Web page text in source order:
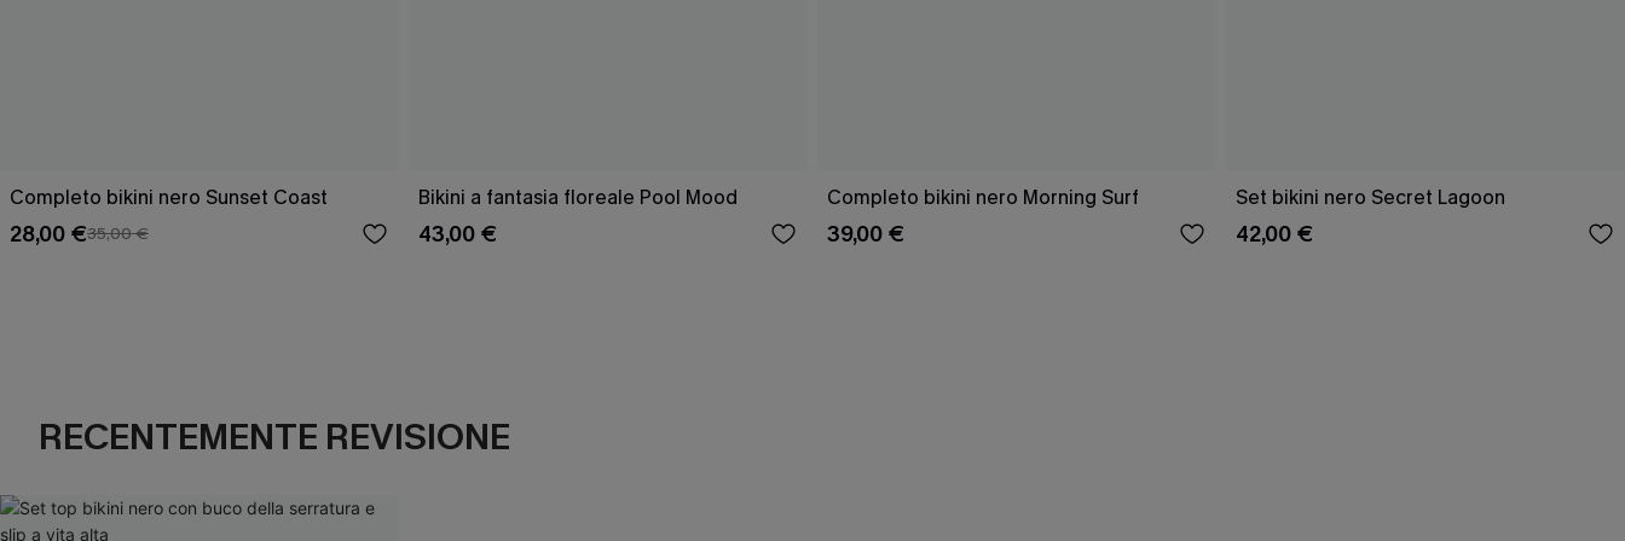
Completo bikini nero Sunset Coast
28,00 €35,00 €
Bikini a fantasia floreale Pool Mood
43,00 €
Completo bikini nero Morning Surf
39,00 €
Set bikini nero Secret Lagoon
42,00 €
RECENTEMENTE REVISIONE